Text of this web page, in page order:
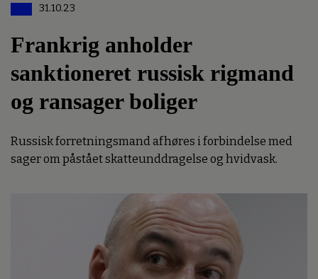
31.10.23
Frankrig anholder
sanktioneret russisk rigmand
og ransager boliger
Russisk forretningsmand afhøres i forbindelse med
sager om påstået skatteunddragelse og hvidvask.